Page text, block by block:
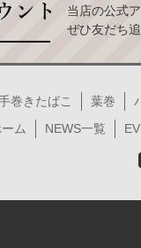
当店の公式
ぜひ友だち
巻きたばこ 葉巻
ム
NEWS一覧